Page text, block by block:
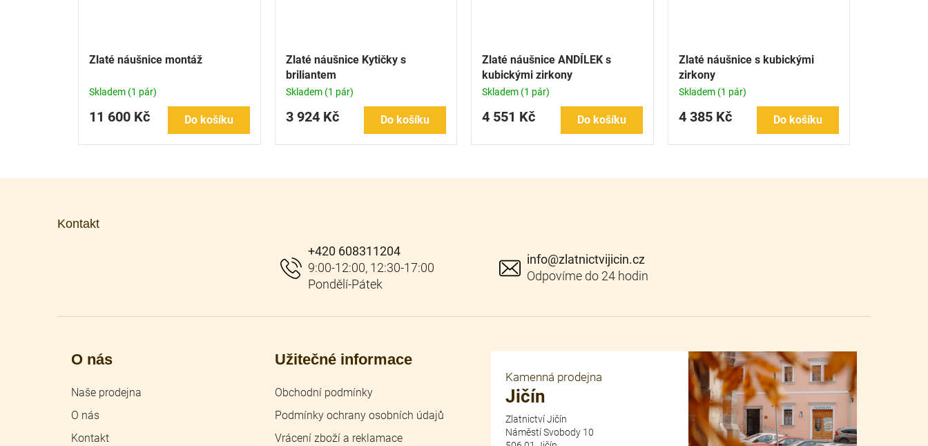
Zlaté náušnice montáž
Skladem (1 pár)
11 600 Kč Do košíku
Zlaté náušnice Kytičky s
briliantem
Skladem (1 pár)
3 924 Kč Do košíku
Zlaté náušnice ANDÍLEK s
kubickými zirkony
Skladem (1 pár)
4 551 Kč Do košíku
Zlaté náušnice s kubickými
zirkony
Skladem (1 pár)
4 385 Kč Do košíku
Kontakt
info@zlatnictvijicin.cz
+420 608311204
O nás
Naše prodejna
O nás
Kontakt
Užitečné informace
Obchodní podmínky
Podmínky ochrany osobních údajů
Vrácení zboží a reklamace
Kamenná prodejna
Jičín
Zlatnictví Jičín
Náměstí Svobody 10